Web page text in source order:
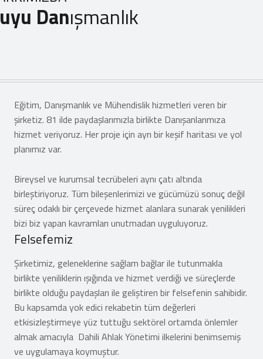
Danışmanlık
Eğitim, Danışmanlık ve Mühendislik hizmetleri veren bir
şirketiz. 81 ilde paydaşlarımızla birlikte Danışanlarımıza
hizmet veriyoruz. Her proje için ayrı bir keşif haritası ve yol
planımız var.
Bireysel ve kurumsal tecrübeleri aynı çatı altında
birleştiriyoruz. Tüm bileşenlerimizi ve gücümüzü sonuç değil
süreç odaklı bir çerçevede hizmet alanlara sunarak yenilikleri
bizi biz yapan kavramları unutmadan uyguluyoruz.
Felsefemiz
Şirketimiz, geleneklerine sağlam bağlar ile tutunmakla
birlikte yeniliklerin ışığında ve hizmet verdiği ve süreçlerde
birlikte olduğu paydaşları ile geliştiren bir felsefenin sahibidir.
Bu kapsamda yok edici rekabetin tüm değerleri
etkisizleştirmeye yüz tuttuğu sektörel ortamda önlemler
almak amacıyla Dahili Ahlak Yönetimi ilkelerini benimsemiş
ve uygulamaya koymuştur.